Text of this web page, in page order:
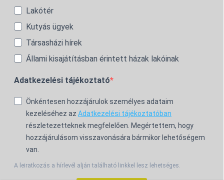
Lakótér
Kutyás ügyek
Társasházi hírek
Állami kisajátításban érintett házak lakóinak
Adatkezelési tájékoztató
Önkéntesen hozzájárulok személyes adataim
kezeléséhez az Adatkezelési tájékoztatóban
részletezetteknek megfelelően. Megértettem, hogy
hozzájárulásom visszavonására bármikor lehetőségem
van.
A leiratkozás a hírlevél alján található linkkel lesz lehetséges.